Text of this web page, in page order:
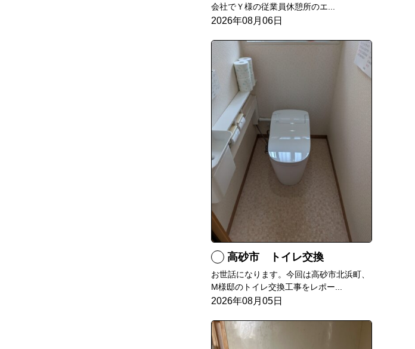
会社でＹ様の従業員休憩所のエ...
2026年08月06日
高砂市 トイレ交換
お世話になります。今回は高砂市北浜町、
M様邸のトイレ交換工事をレポー...
2026年08月05日